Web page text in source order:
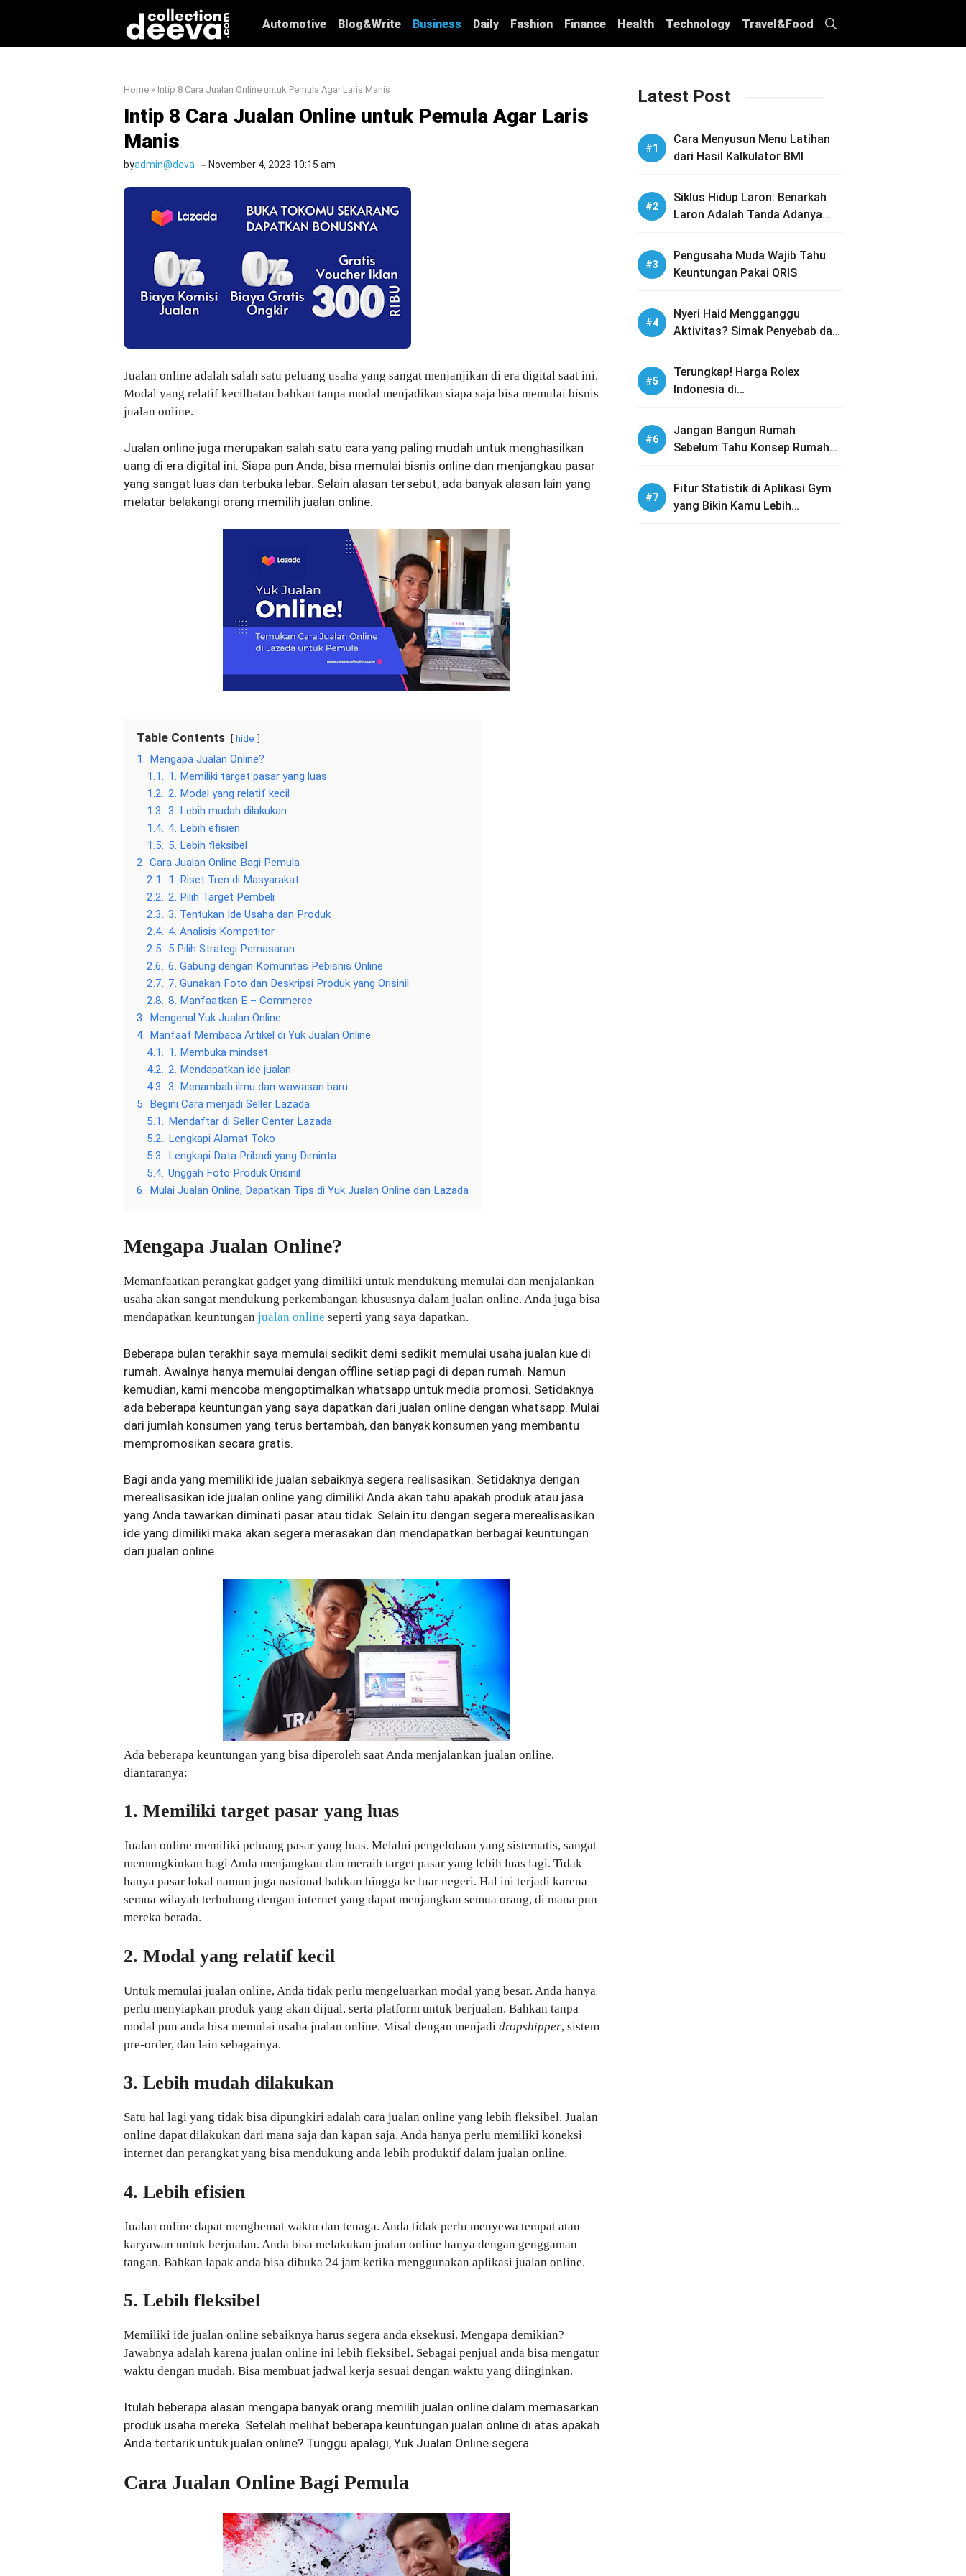
content
Automotive Blog&Write Business Daily Fashion Finance Health Technology Travel&Food
Home » Intip 8 Cara Jualan Online untuk Pemula Agar Laris Manis
Intip 8 Cara Jualan Online untuk Pemula Agar Laris
Manis
byadmin@deva November 4, 2023 10:15 am
Jualan online adalah salah satu peluang usaha yang sangat menjanjikan di era digital saat ini.
Modal yang relatif kecilbatau bahkan tanpa modal menjadikan siapa saja bisa memulai bisnis
jualan online.
Jualan online juga merupakan salah satu cara yang paling mudah untuk menghasilkan
uang di era digital ini. Siapa pun Anda, bisa memulai bisnis online dan menjangkau pasar
yang sangat luas dan terbuka lebar. Selain alasan tersebut, ada banyak alasan lain yang
melatar belakangi orang memilih jualan online.
Table Contents hide
1. Mengapa Jualan Online?
1.1. 1. Memiliki target pasar yang luas
1.2. 2. Modal yang relatif kecil
1.3. 3. Lebih mudah dilakukan
1.4. 4. Lebih efisien
1.5. 5. Lebih fleksibel
2. Cara Jualan Online Bagi Pemula
2.1. 1. Riset Tren di Masyarakat
2.2. 2. Pilih Target Pembeli
2.3. 3. Tentukan Ide Usaha dan Produk
2.4. 4. Analisis Kompetitor
2.5. 5.Pilih Strategi Pemasaran
2.6. 6. Gabung dengan Komunitas Pebisnis Online
2.7. 7. Gunakan Foto dan Deskripsi Produk yang Orisinil
2.8. 8. Manfaatkan E – Commerce
3. Mengenal Yuk Jualan Online
4. Manfaat Membaca Artikel di Yuk Jualan Online
4.1. 1. Membuka mindset
4.2. 2. Mendapatkan ide jualan
4.3. 3. Menambah ilmu dan wawasan baru
5. Begini Cara menjadi Seller Lazada
5.1. Mendaftar di Seller Center Lazada
5.2. Lengkapi Alamat Toko
5.3. Lengkapi Data Pribadi yang Diminta
5.4. Unggah Foto Produk Orisinil
6. Mulai Jualan Online, Dapatkan Tips di Yuk Jualan Online dan Lazada
Mengapa Jualan Online?
Memanfaatkan perangkat gadget yang dimiliki untuk mendukung memulai dan menjalankan
usaha akan sangat mendukung perkembangan khususnya dalam jualan online. Anda juga bisa
mendapatkan keuntungan jualan online seperti yang saya dapatkan.
Beberapa bulan terakhir saya memulai sedikit demi sedikit memulai usaha jualan kue di
rumah. Awalnya hanya memulai dengan offline setiap pagi di depan rumah. Namun
kemudian, kami mencoba mengoptimalkan whatsapp untuk media promosi. Setidaknya
ada beberapa keuntungan yang saya dapatkan dari jualan online dengan whatsapp. Mulai
dari jumlah konsumen yang terus bertambah, dan banyak konsumen yang membantu
mempromosikan secara gratis.
Bagi anda yang memiliki ide jualan sebaiknya segera realisasikan. Setidaknya dengan
merealisasikan ide jualan online yang dimiliki Anda akan tahu apakah produk atau jasa
yang Anda tawarkan diminati pasar atau tidak. Selain itu dengan segera merealisasikan
ide yang dimiliki maka akan segera merasakan dan mendapatkan berbagai keuntungan
dari jualan online.
Ada beberapa keuntungan yang bisa diperoleh saat Anda menjalankan jualan online,
diantaranya:
1. Memiliki target pasar yang luas
Jualan online memiliki peluang pasar yang luas. Melalui pengelolaan yang sistematis, sangat
memungkinkan bagi Anda menjangkau dan meraih target pasar yang lebih luas lagi. Tidak
hanya pasar lokal namun juga nasional bahkan hingga ke luar negeri. Hal ini terjadi karena
semua wilayah terhubung dengan internet yang dapat menjangkau semua orang, di mana pun
mereka berada.
2. Modal yang relatif kecil
Untuk memulai jualan online, Anda tidak perlu mengeluarkan modal yang besar. Anda hanya
perlu menyiapkan produk yang akan dijual, serta platform untuk berjualan. Bahkan tanpa
modal pun anda bisa memulai usaha jualan online. Misal dengan menjadi dropshipper, sistem
pre-order, dan lain sebagainya.
3. Lebih mudah dilakukan
Satu hal lagi yang tidak bisa dipungkiri adalah cara jualan online yang lebih fleksibel. Jualan
online dapat dilakukan dari mana saja dan kapan saja. Anda hanya perlu memiliki koneksi
internet dan perangkat yang bisa mendukung anda lebih produktif dalam jualan online.
4. Lebih efisien
Jualan online dapat menghemat waktu dan tenaga. Anda tidak perlu menyewa tempat atau
karyawan untuk berjualan. Anda bisa melakukan jualan online hanya dengan genggaman
tangan. Bahkan lapak anda bisa dibuka 24 jam ketika menggunakan aplikasi jualan online.
5. Lebih fleksibel
Memiliki ide jualan online sebaiknya harus segera anda eksekusi. Mengapa demikian?
Jawabnya adalah karena jualan online ini lebih fleksibel. Sebagai penjual anda bisa mengatur
waktu dengan mudah. Bisa membuat jadwal kerja sesuai dengan waktu yang diinginkan.
Itulah beberapa alasan mengapa banyak orang memilih jualan online dalam memasarkan
produk usaha mereka. Setelah melihat beberapa keuntungan jualan online di atas apakah
Anda tertarik untuk jualan online? Tunggu apalagi, Yuk Jualan Online segera.
Cara Jualan Online Bagi Pemula
Latest Post
Cara Menyusun Menu Latihan
dari Hasil Kalkulator BMI
Siklus Hidup Laron: Benarkah
Laron Adalah Tanda Adanya
Pengusaha Muda Wajib Tahu
Keuntungan Pakai QRIS
Nyeri Haid Mengganggu
Aktivitas? Simak Penyebab dan
Terungkap! Harga Rolex
Indonesia di
Koleksi Lengkap
Jangan Bangun Rumah
Sebelum Tahu Konsep Rumah
Fitur Statistik di Aplikasi Gym
yang Bikin Kamu Lebih